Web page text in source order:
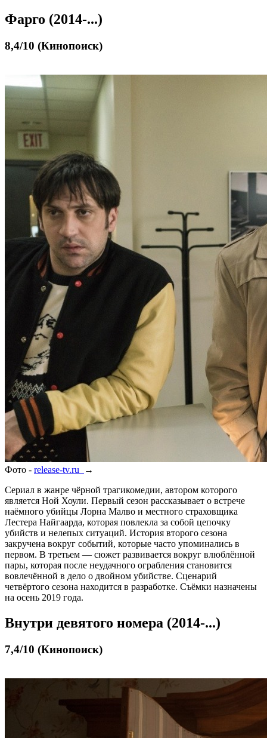
Фарго (2014-...)
8,4/10 (Кинопоиск)
Фото - release-tv.ru
→
Сериал в жанре чёрной трагикомедии, автором которого
является Ной Хоули. Первый сезон рассказывает о встрече
наёмного убийцы Лорна Малво и местного страховщика
Лестера Найгаарда, которая повлекла за собой цепочку
убийств и нелепых ситуаций. История второго сезона
закручена вокруг событий, которые часто упоминались в
первом. В третьем — сюжет развивается вокруг влюблённой
пары, которая после неудачного ограбления становится
вовлечённой в дело о двойном убийстве. Сценарий
четвёртого сезона находится в разработке. Съёмки назначены
на осень 2019 года.
Внутри девятого номера (2014-...)
7,4/10 (Кинопоиск)